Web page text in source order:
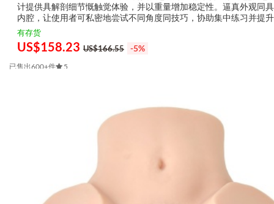
计提供具解剖细节慨触觉体验，并以重量增加稳定性。逼真外观同
内腔，让使用者可私密地尝试不同角度同技巧，协助集中练习并提
度。 点解顾客钟意 Jorokumo Brandi Torso 5公斤 仿...
有存货
US$158.23 US$166.55 -5%
已售出600+件 5